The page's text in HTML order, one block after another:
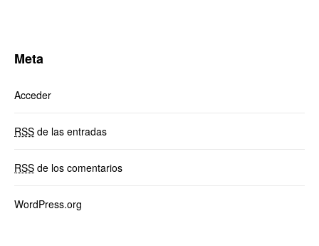
Meta
Acceder
RSS de las entradas
RSS de los comentarios
WordPress.org